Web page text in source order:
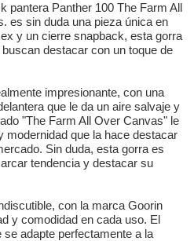
pantera Panther 100 The Farm All
es sin duda una pieza única en
y un cierre snapback, esta gorra
destacar con un toque de
impresionante, con una
que le da un aire salvaje y
"The Farm All Over Canvas" le
modernidad que la hace destacar
Sin duda, esta gorra es
tendencia y destacar su
con la marca Goorin
y comodidad en cada uso. El
adapte perfectamente a la